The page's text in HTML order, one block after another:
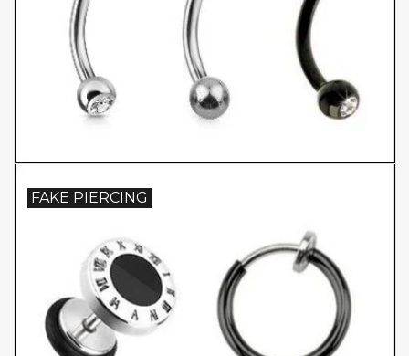
FAKE PIERCING